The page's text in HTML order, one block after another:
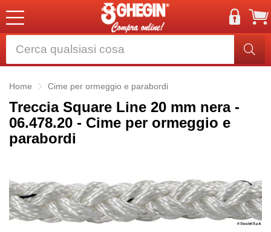
Home Cime per ormeggio e parabordi
Treccia Square Line 20 mm nera -
06.478.20 - Cime per ormeggio e
parabordi